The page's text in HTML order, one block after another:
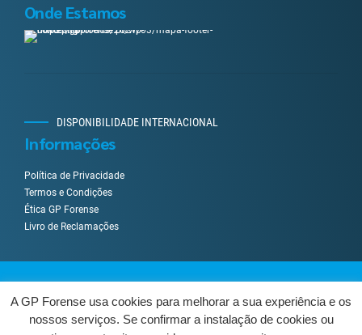
Onde Estamos
DISPONIBILIDADE INTERNACIONAL
Informações
Política de Privacidade
Termos e Condições
Ética GP Forense
Livro de Reclamações
Sobre Nós Serviços Como Trabalhamos? Contactos
A GP Forense usa cookies para melhorar a sua experiência e os
nossos serviços. Se confirmar a instalação de cookies ou